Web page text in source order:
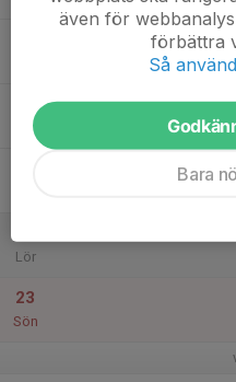
Tor
Lör
23
Sön
även för
förbättra
Så
Bara